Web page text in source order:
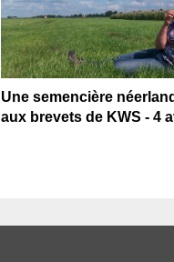
Une semencière
aux brevets de KWS - 4